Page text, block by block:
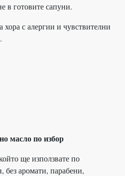
в готовите сапуни.
хора с алергии и чувствителни
масло по избор
ще използвате по
без аромати, парабени,